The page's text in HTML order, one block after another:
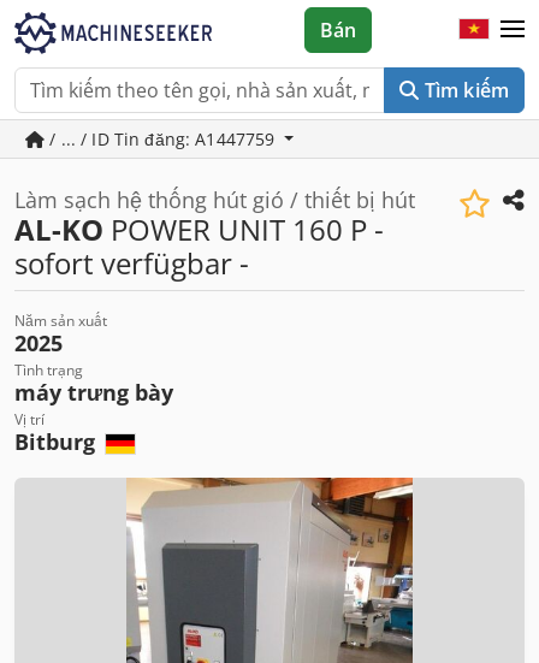
Tìm kiếm
Bán
/ ... / ID Tin đăng: A1447759
Làm sạch hệ thống hút gió / thiết bị hút
AL-KO POWER UNIT 160 P -
sofort verfügbar -
Năm sản xuất
2025
Tình trạng
máy trưng bày
Vị trí
Bitburg